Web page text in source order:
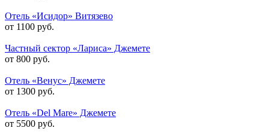
Отель «Исидор» Витязево
от 1100 руб.
Частный сектор «Лариса» Джемете
от 800 руб.
Отель «Венус» Джемете
от 1300 руб.
Отель «Del Mare» Джемете
от 5500 руб.